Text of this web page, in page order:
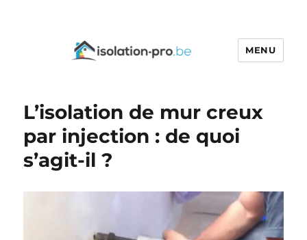
MENU
L’isolation de mur creux
par injection : de quoi
s’agit-il ?